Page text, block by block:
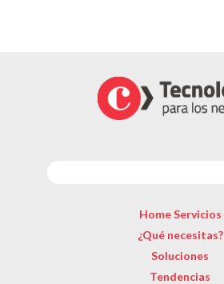
Home Servicios
¿Qué necesitas?
Soluciones
Tendencias